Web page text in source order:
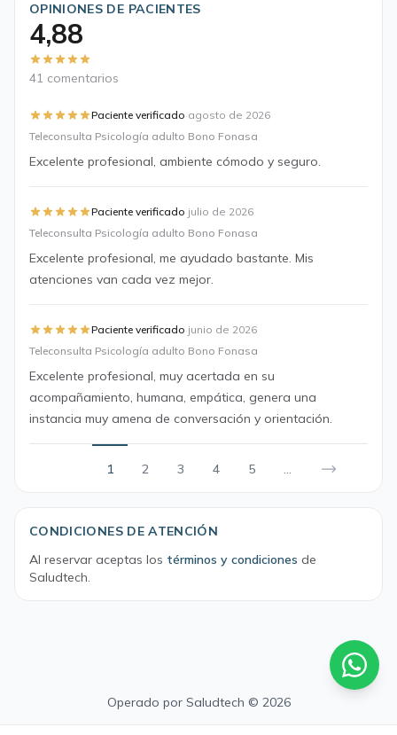
OPINIONES DE PACIENTES
4,88
41 comentarios
Paciente verificado·agosto de 2026
Teleconsulta Psicología adulto Bono Fonasa
Excelente profesional, ambiente cómodo y seguro.
Paciente verificado·julio de 2026
Teleconsulta Psicología adulto Bono Fonasa
Excelente profesional, me ayudado bastante. Mis
atenciones van cada vez mejor.
Paciente verificado·junio de 2026
Teleconsulta Psicología adulto Bono Fonasa
Excelente profesional, muy acertada en su
acompañamiento, humana, empática, genera una
instancia muy amena de conversación y orientación.
1 2 3 4 5 ...
CONDICIONES DE ATENCIÓN
Al reservar aceptas los términos y condiciones de
Saludtech.
Operado por Saludtech © 2026